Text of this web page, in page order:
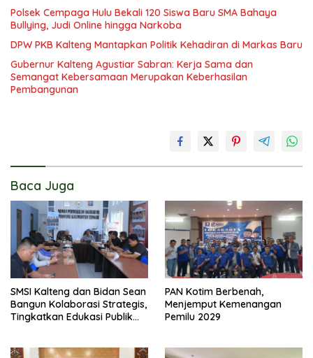
Polsek Cempaga Hulu Bekali 120 Siswa Baru SMA Bahaya
Bullying, Judi Online hingga Narkoba
DPW PKB Kalteng Mantapkan Politik Kehadiran di Markas Baru
Gubernur Kalteng Agustiar Sabran: Kerja Sama dan
Semangat Kebersamaan Merupakan Keberhasilan
Pembangunan
Baca Juga
SMSI Kalteng dan Bidan Sean
Bangun Kolaborasi Strategis,
Tingkatkan Edukasi Publik
PAN Kotim Berbenah,
Menjemput Kemenangan
Pemilu 2029